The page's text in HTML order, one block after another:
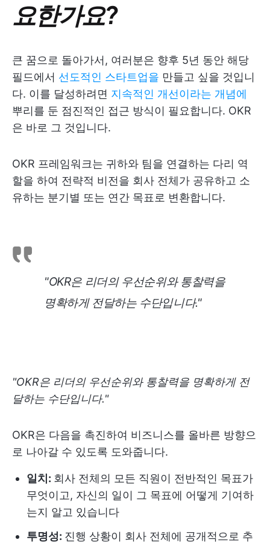
요한가요?
큰 꿈으로 돌아가서, 여러분은 향후 5년 동안 해당
필드에서 선도적인 스타트업을 만들고 싶을 것입니
다. 이를 달성하려면 지속적인 개선이라는 개념에
뿌리를 둔 점진적인 접근 방식이 필요합니다. OKR
은 바로 그 것입니다.
OKR 프레임워크는 귀하와 팀을 연결하는 다리 역
할을 하여 전략적 비전을 회사 전체가 공유하고 소
유하는 분기별 또는 연간 목표로 변환합니다.
"OKR은 리더의 우선순위와 통찰력을
명확하게 전달하는 수단입니다."
"OKR은 리더의 우선순위와 통찰력을 명확하게 전
달하는 수단입니다."
OKR은 다음을 촉진하여 비즈니스를 올바른 방향으
로 나아갈 수 있도록 도와줍니다.
일치: 회사 전체의 모든 직원이 전반적인 목표가
무엇이고, 자신의 일이 그 목표에 어떻게 기여하
는지 알고 있습니다
투명성: 진행 상황이 회사 전체에 공개적으로 추